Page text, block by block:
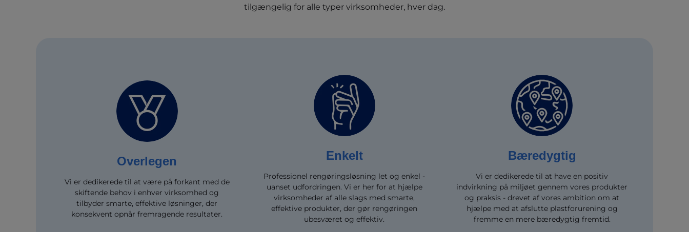
tilgængelig for alle typer virksomheder, hver dag.
Overlegen
Vi er dedikerede til at være på forkant med de
skiftende behov i enhver virksomhed og
tilbyder smarte, effektive løsninger, der
konsekvent opnår fremragende resultater.
Enkelt
Professionel rengøringsløsning let og enkel -
uanset udfordringen. Vi er her for at hjælpe
virksomheder af alle slags med smarte,
effektive produkter, der gør rengøringen
ubesværet og effektiv.
Bæredygtig
Vi er dedikerede til at have en positiv
indvirkning på miljøet gennem vores produkter
og praksis - drevet af vores ambition om at
hjælpe med at afslutte plastforurening og
fremme en mere bæredygtig fremtid.